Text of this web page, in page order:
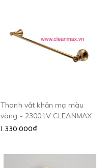
Thanh vắt khăn mạ màu
vàng - 23001V CLEANMAX
1.330.000₫